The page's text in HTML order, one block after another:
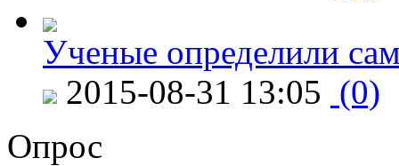
Ученые определили
2015-08-31 13:05 (0)
Опрос